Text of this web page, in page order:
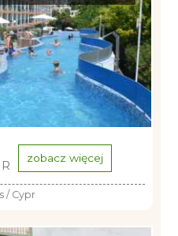
zobacz więcej
/ Cypr